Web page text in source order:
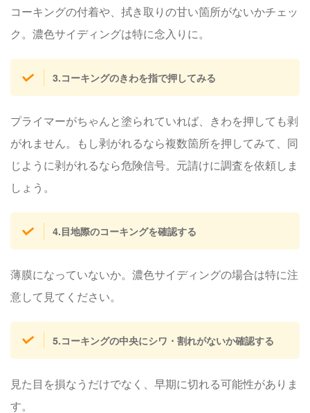
コーキングの付着や、拭き取りの甘い箇所がないかチェッ
ク。濃色サイディングは特に念入りに。
3.コーキングのきわを指で押してみる
プライマーがちゃんと塗られていれば、きわを押しても剥
がれません。もし剥がれるなら複数箇所を押してみて、同
じように剥がれるなら危険信号。元請けに調査を依頼しま
しょう。
4.目地際のコーキングを確認する
薄膜になっていないか。濃色サイディングの場合は特に注
意して見てください。
5.コーキングの中央にシワ・割れがないか確認する
見た目を損なうだけでなく、早期に切れる可能性がありま
す。